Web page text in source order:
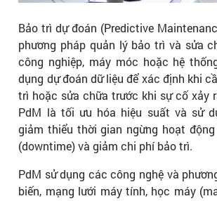
Bảo trì dự đoán (Predictive
phương pháp quản lý bảo trì và sửa
công nghiệp, máy móc hoặc hệ
dụng dự đoán dữ liệu để xác định khi
trì hoặc sửa chữa trước khi sự cố xảy
PdM là tối ưu hóa hiệu suất và sử
giảm thiểu thời gian ngừng hoạt
(downtime) và giảm chi phí bảo trì.
PdM sử dụng các công nghệ và
biến, mạng lưới máy tính, học máy